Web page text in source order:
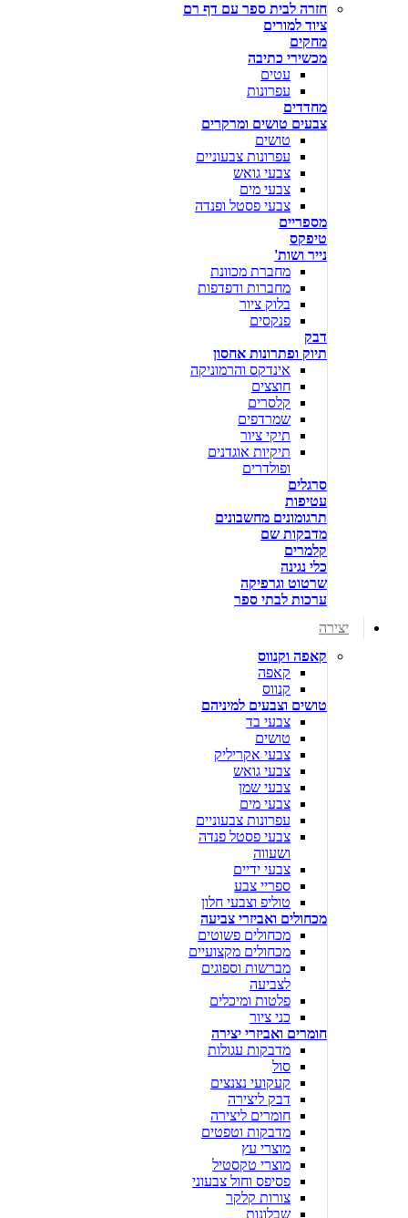
חזרה לבית ספר עם דף רם
ציוד למורים
מחקים
מכשירי כתיבה
עטים
עפרונות
מחדדים
צבעים טושים ומרקרים
טושים
עפרונות צבעוניים
צבעי גואש
צבעי מים
צבעי פסטל ופנדה
מספריים
טיפקס
נייר ושות'
מחברת מכוונת
מחברות ודפדפות
בלוק ציור
פנקסים
דבק
תיוק ופתרונות אחסון
אינדקס והרמוניקה
חוצצים
קלסרים
שמרדפים
תיקי ציור
תיקיות אוגדנים
ופולדרים
סרגלים
עטיפות
תרגומונים מחשבונים
מדבקות שם
קלמרים
כלי נגינה
שרטוט וגרפיקה
ערכות לבתי ספר
יצירה
קאפה וקנווס
קאפה
קנווס
טושים וצבעים למיניהם
צבעי בד
טושים
צבעי אקריליק
צבעי גואש
צבעי שמן
צבעי מים
עפרונות צבעוניים
צבעי פסטל פנדה
ושעווה
צבעי ידיים
ספריי צבע
טוליפ וצבעי חלון
מכחולים ואביזרי צביעה
מכחולים פשוטים
מכחולים מקצועיים
מברשות וספוגים
לצביעה
פלטות ומיכלים
כני ציור
חומרים ואביזרי יצירה
מדבקות עגולות
סול
קעקועי נצנצים
דבק ליצירה
חומרים ליצירה
מדבקות וטפטים
מוצרי עץ
מוצרי טקסטיל
פסיפס וחול צבעוני
צורות קלקר
שבלונות